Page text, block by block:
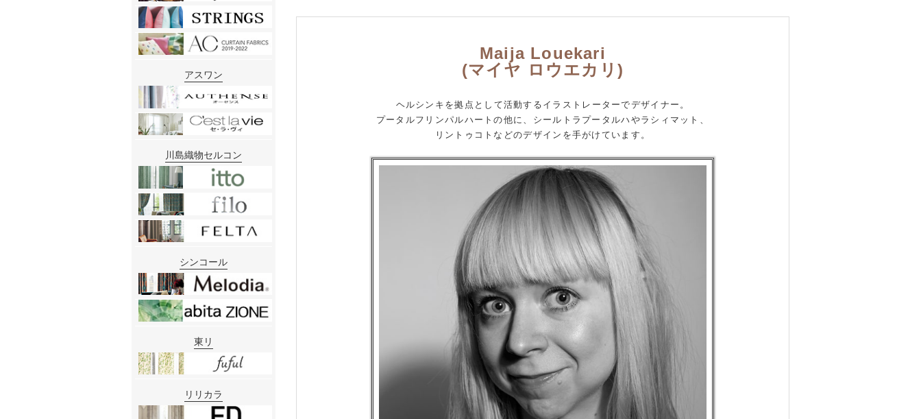
Maija Louekari
(マイヤ ロウエカリ)
ヘルシンキを拠点として活動するイラストレーターでデザイナー。
プータルフリンパルハートの他に、シールトラプータルハやラシィマット、
リントゥコトなどのデザインを手がけています。
アスワン
川島織物セルコン
シンコール
東リ
リリカラ